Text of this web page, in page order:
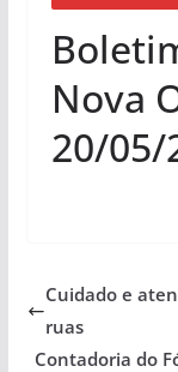
Nova
20/05/
Cuidado e
ruas
Contadoria do